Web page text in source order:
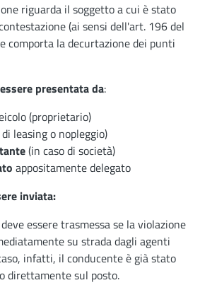
riguarda il soggetto a cui è stato
(ai sensi dell'art. 196 del
comporta la decurtazione dei punti
presentata da:
(proprietario)
leasing o nopleggio)
(in caso di società)
appositamente delegato
inviata:
essere trasmessa se la violazione
su strada dagli agenti
infatti, il conducente è già stato
direttamente sul posto.